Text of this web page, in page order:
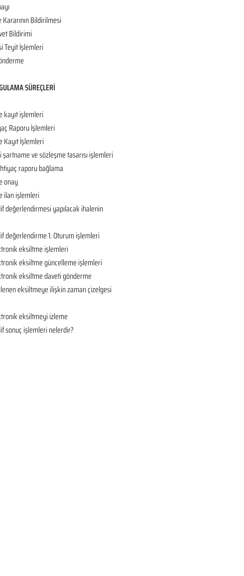
Bildirilmesi
Bildirimi
Teyit İşlemleri
SÜREÇLERİ
kayıt işlemleri
Raporu İşlemleri
Kayıt İşlemleri
ve sözleşme tasarısı işlemleri
raporu bağlama
onay
ilan işlemleri
değerlendirmesi yapılacak ihalenin
değerlendirme 1. Oturum işlemleri
eksiltme işlemleri
eksiltme güncelleme işlemleri
eksiltme daveti gönderme
eksiltmeye ilişkin zaman çizelgesi
eksiltmeyi izleme
sonuç işlemleri nelerdir?